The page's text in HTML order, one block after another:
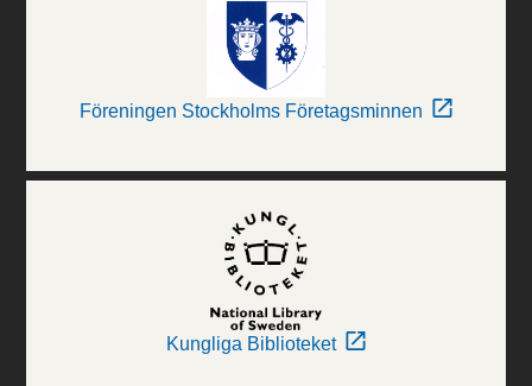
Föreningen Stockholms Företagsminnen
Kungliga Biblioteket